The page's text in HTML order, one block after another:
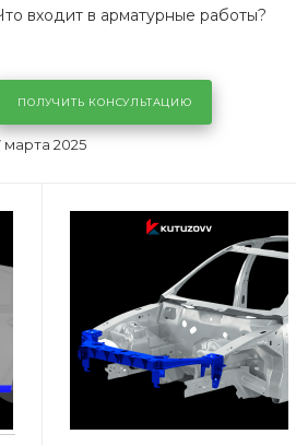
марта 2025
входит в арматурные работы?
ПОЛУЧИТЬ КОНСУЛЬТАЦИЮ